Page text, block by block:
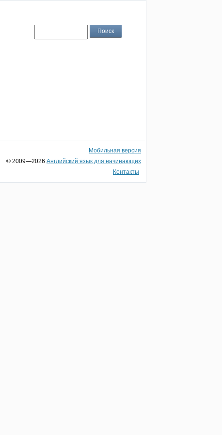
Мобильная версия
© 2009—2026 Английский язык для начинающих
Контакты